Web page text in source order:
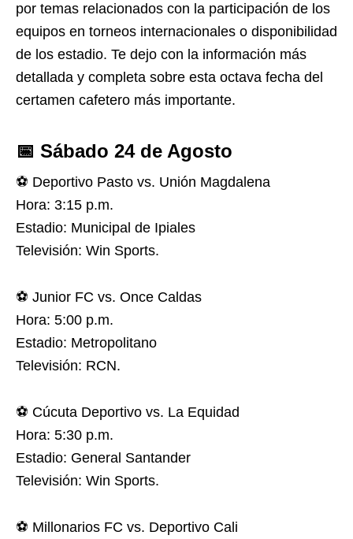
por temas relacionados con la participación de los
equipos en torneos internacionales o disponibilidad
de los estadio. Te dejo con la información más
detallada y completa sobre esta octava fecha del
certamen cafetero más importante.
📅 Sábado 24 de Agosto
⚽️ Deportivo Pasto vs. Unión Magdalena
Hora: 3:15 p.m.
Estadio: Municipal de Ipiales
Televisión: Win Sports.
⚽️ Junior FC vs. Once Caldas
Hora: 5:00 p.m.
Estadio: Metropolitano
Televisión: RCN.
⚽️ Cúcuta Deportivo vs. La Equidad
Hora: 5:30 p.m.
Estadio: General Santander
Televisión: Win Sports.
⚽️ Millonarios FC vs. Deportivo Cali